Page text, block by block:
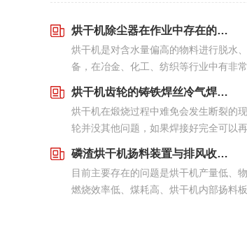
烘干机除尘器在作业中存在的问题及处理方法
烘干机是对含水量偏高的物料进行脱水
备，在冶金、化工、纺织等行业中有非
是也有一些问题令用户烦恼，如烘干机它
中...
烘干机齿轮的铸铁焊丝冷气焊法备受关注
烘干机在煅烧过程中难免会发生断裂的
轮并没其他问题，如果焊接好完全可以
轮修复的方法，才能不耽误烘干作用，而
的...
磷渣烘干机扬料装置与排风收尘系统的改造
目前主要存在的问题是烘干机产量低、
燃烧效率低、煤耗高、烘干机内部扬料